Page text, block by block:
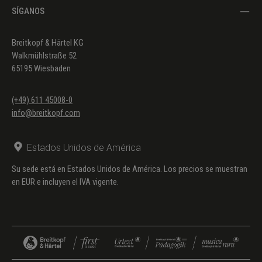
SÍGANOS
Breitkopf & Härtel KG
Walkmühlstraße 52
65195 Wiesbaden
(+49) 611 45008-0
info@breitkopf.com
Estados Unidos de América
Su sede está en Estados Unidos de América. Los precios se muestran
en EUR e incluyen el IVA vigente.